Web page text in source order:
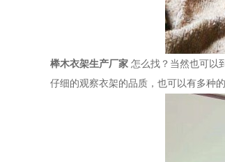
榉木衣架生产厂家 怎么找？当然也可以
仔细的观察衣架的品质，也可以有多种